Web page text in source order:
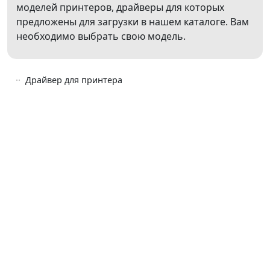
моделей принтеров, драйверы для которых
предложены для загрузки в нашем каталоге. Вам
необходимо выбрать свою модель.
Драйвер для принтера